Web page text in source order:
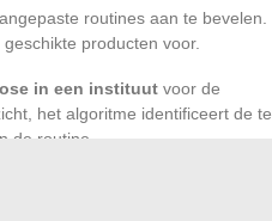
routines aan te bevelen.
producten voor.
in een instituut voor de
het algoritme identificeert de te
de routine.